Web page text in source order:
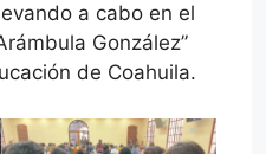
a cabo en el
González”
de Coahuila.